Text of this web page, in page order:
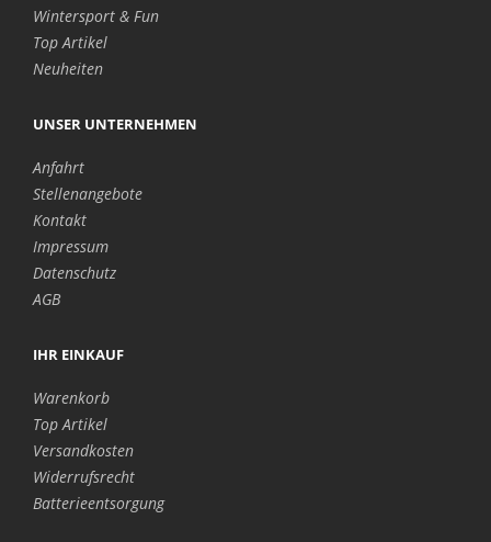
Wintersport & Fun
Top Artikel
Neuheiten
UNSER UNTERNEHMEN
Anfahrt
Stellenangebote
Kontakt
Impressum
Datenschutz
AGB
IHR EINKAUF
Warenkorb
Top Artikel
Versandkosten
Widerrufsrecht
Batterieentsorgung